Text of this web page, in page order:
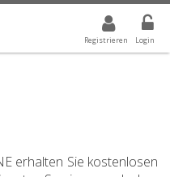
Registrieren Login
WERT IST ALLE
erhalten Sie kostenlosen